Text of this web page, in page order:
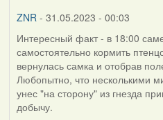
ZNR- 31.05.2023 - 00:03
Интересный факт - в 18:00
самостоятельно кормить
вернулась самка и отобрав
Любопытно, что несколькими
унес "на сторону" из гнезда
добычу.